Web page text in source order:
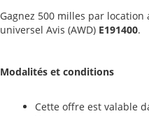
Gagnez 500 milles par
universel Avis (AWD) E191400.
Modalités et conditions
Cette offre est valable